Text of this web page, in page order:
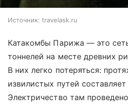
Источник: travelask.ru
Катакомбы Парижа — это
тоннелей на месте древних
В них легко потеряться:
извилистых путей
Электричество там